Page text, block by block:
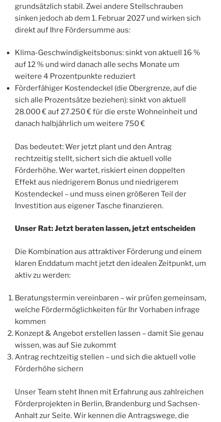
grundsätzlich stabil. Zwei andere Stellschrauben
sinken jedoch ab dem 1. Februar 2027 und wirken sich
direkt auf Ihre Fördersumme aus:
Klima-Geschwindigkeitsbonus: sinkt von aktuell 16 %
auf 12 % und wird danach alle sechs Monate um
weitere 4 Prozentpunkte reduziert
Förderfähiger Kostendeckel (die Obergrenze, auf die
sich alle Prozentsätze beziehen): sinkt von aktuell
28.000 € auf 27.250 € für die erste Wohneinheit und
danach halbjährlich um weitere 750 €
Das bedeutet: Wer jetzt plant und den Antrag
rechtzeitig stellt, sichert sich die aktuell volle
Förderhöhe. Wer wartet, riskiert einen doppelten
Effekt aus niedrigerem Bonus und niedrigerem
Kostendeckel – und muss einen größeren Teil der
Investition aus eigener Tasche finanzieren.
Unser Rat: Jetzt beraten lassen, jetzt entscheiden
Die Kombination aus attraktiver Förderung und einem
klaren Enddatum macht jetzt den idealen Zeitpunkt, um
aktiv zu werden:
Beratungstermin vereinbaren – wir prüfen gemeinsam,
welche Fördermöglichkeiten für Ihr Vorhaben infrage
kommen
Konzept & Angebot erstellen lassen – damit Sie genau
wissen, was auf Sie zukommt
Antrag rechtzeitig stellen – und sich die aktuell volle
Förderhöhe sichern
Unser Team steht Ihnen mit Erfahrung aus zahlreichen
Förderprojekten in Berlin, Brandenburg und Sachsen-
Anhalt zur Seite. Wir kennen die Antragswege, die